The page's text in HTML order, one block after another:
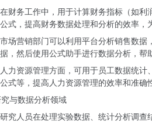
在财务工作中，用于计算财务指标（如利
公式，提高财务数据处理和分析的效率，
市场营销部门可以利用平台分析销售数据
据，然后使用公式助手进行数据分析，帮
人力资源管理方面，可用于员工数据统
公式等，提高人力资源管理的效率和准确
与数据分析领域
研究人员在处理实验数据、统计分析调查